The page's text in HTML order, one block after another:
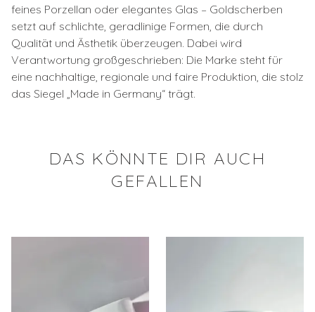
feines Porzellan oder elegantes Glas – Goldscherben
setzt auf schlichte, geradlinige Formen, die durch
Qualität und Ästhetik überzeugen. Dabei wird
Verantwortung großgeschrieben: Die Marke steht für
eine nachhaltige, regionale und faire Produktion, die stolz
das Siegel „Made in Germany“ trägt.
DAS KÖNNTE DIR AUCH
GEFALLEN